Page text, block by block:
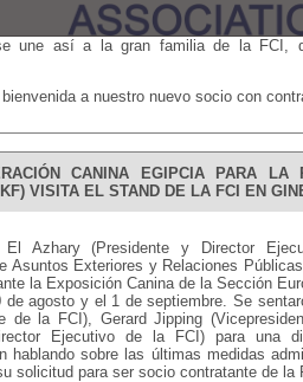
une así a la gran familia de la FCI,
bienvenida a nuestro nuevo socio con
CANINA EGIPCIA PARA LA
VISITA EL STAND DE LA FCI EN
El Azhary (Presidente y Director
Asuntos Exteriores y Relaciones
la Exposición Canina de la Sección
de agosto y el 1 de septiembre. Se
de la FCI), Gerard Jipping
Ejecutivo de la FCI) para una
hablando sobre las últimas medidas
solicitud para ser socio contratante de la